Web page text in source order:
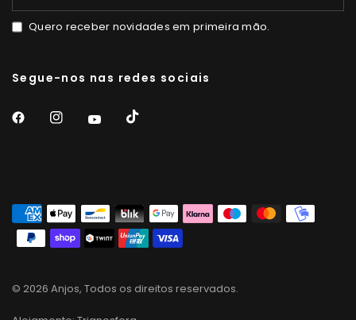
Quero receber novidades em primeira mão.
Segue-nos nas redes sociais
© 2026 Anjos, Todos os direitos reservados.